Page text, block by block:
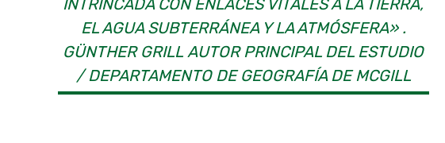
INTRINCADA CON ENLACES VITALES A LA TIERRA,
EL AGUA SUBTERRÁNEA Y LA ATMÓSFERA» .
GÜNTHER GRILL AUTOR PRINCIPAL DEL ESTUDIO
/ DEPARTAMENTO DE GEOGRAFÍA DE MCGILL